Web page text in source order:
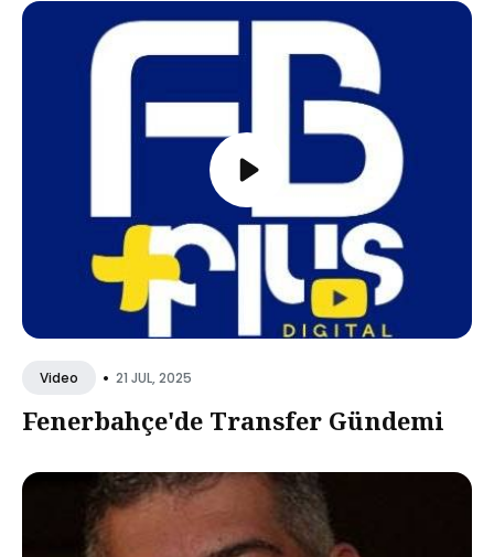
Video • 21 JUL, 2025
Fenerbahçe'de Transfer Gündemi